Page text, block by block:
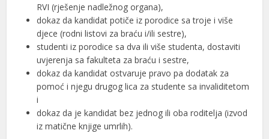
RVI (rješenje nadležnog organa),
dokaz da kandidat potiče iz porodice sa troje i više
djece (rodni listovi za braću i/ili sestre),
studenti iz porodice sa dva ili više studenta, dostaviti
uvjerenja sa fakulteta za braću i sestre,
dokaz da kandidat ostvaruje pravo pa dodatak za
pomoć i njegu drugog lica za studente sa invaliditetom
i
dokaz da je kandidat bez jednog ili oba roditelja (izvod
iz matične knjige umrlih).